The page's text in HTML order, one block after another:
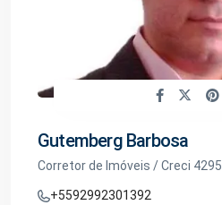
Gutemberg Barbosa
Corretor de Imóveis / Creci 4295
+5592992301392